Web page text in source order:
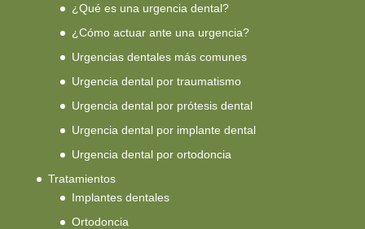
¿Qué es una urgencia dental?
¿Cómo actuar ante una urgencia?
Urgencias dentales más comunes
Urgencia dental por traumatismo
Urgencia dental por prótesis dental
Urgencia dental por implante dental
Urgencia dental por ortodoncia
Tratamientos
Implantes dentales
Ortodoncia